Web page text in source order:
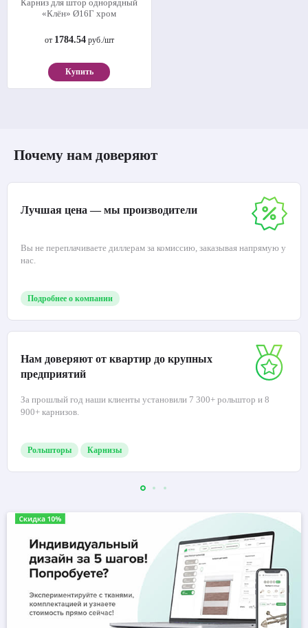
Карниз для штор однорядный
«Клён» Ø16Г хром
от 1784.54руб./шт
Купить
Почему нам доверяют
Лучшая цена — мы производители
Вы не переплачиваете диллерам за комиссию, заказывая напрямую у
нас.
Подробнее о компании
Нам доверяют от квартир до крупных
предприятий
За прошлый год наши клиенты установили 7 300+ рольштор и 8
900+ карнизов.
Рольшторы Карнизы